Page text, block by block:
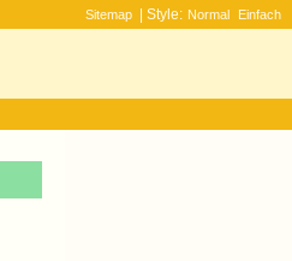
Sitemap | Style: Normal Einfach